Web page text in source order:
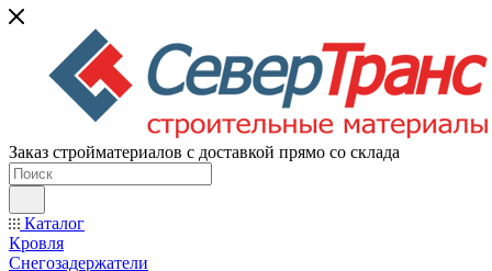
Заказ стройматериалов с доставкой прямо со склада
Каталог
Кровля
Снегозадержатели